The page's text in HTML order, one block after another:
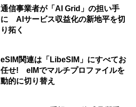
通信事業者が「AI Grid」の担い手
に AIサービス収益化の新地平を切
り拓く
eSIM関連は「LibeSIM」にすべてお
任せ! eIMでマルチプロファイルを
動的に切り替え